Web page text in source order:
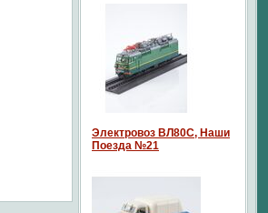
Электровоз ВЛ80С, Наши
Поезда №21